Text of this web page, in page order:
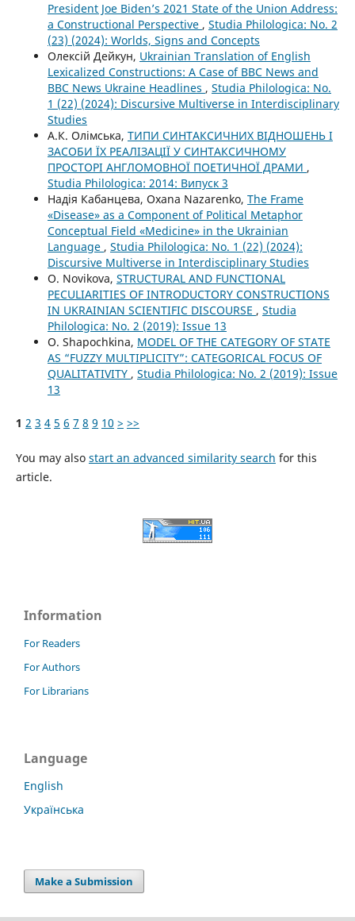
President Joe Biden’s 2021 State of the Union Address:
a Constructional Perspective , Studia Philologica: No. 2
(23) (2024): Worlds, Signs and Concepts
Олексій Дейкун, Ukrainian Translation of English
Lexicalized Constructions: A Case of BBC News and
BBC News Ukraine Headlines , Studia Philologica: No.
1 (22) (2024): Discursive Multiverse in Interdisciplinary
Studies
А.К. Олімська, ТИПИ СИНТАКСИЧНИХ ВІДНОШЕНЬ І
ЗАСОБИ ЇХ РЕАЛІЗАЦІЇ У СИНТАКСИЧНОМУ
ПРОСТОРІ АНГЛОМОВНОЇ ПОЕТИЧНОЇ ДРАМИ ,
Studia Philologica: 2014: Випуск 3
Надія Кабанцева, Oxana Nazarenko, The Frame
«Disease» as a Component of Political Metaphor
Conceptual Field «Medicine» in the Ukrainian
Language , Studia Philologica: No. 1 (22) (2024):
Discursive Multiverse in Interdisciplinary Studies
O. Novikova, STRUCTURAL AND FUNCTIONAL
PECULIARITIES OF INTRODUCTORY CONSTRUCTIONS
IN UKRAINIAN SCIENTIFIC DISCOURSE , Studia
Philologica: No. 2 (2019): Issue 13
O. Shapochkina, MODEL OF THE CATEGORY OF STATE
AS “FUZZY MULTIPLICITY”: CATEGORICAL FOCUS OF
QUALITATIVITY , Studia Philologica: No. 2 (2019): Issue
13
1 2 3 4 5 6 7 8 9 10 > >>
You may also start an advanced similarity search for this
article.
Information
For Readers
For Authors
For Librarians
Language
English
Українська
Make a Submission